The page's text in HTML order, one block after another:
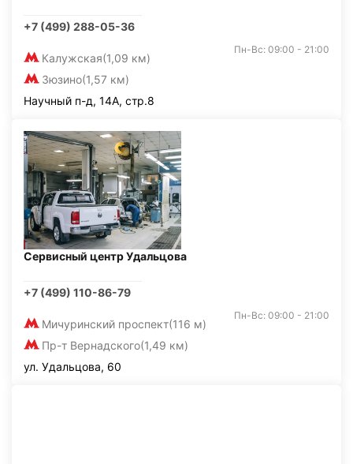
+7 (499) 288-05-36
Калужская(1,09 км)
Зюзино(1,57 км)
Пн-Вс: 09:00 - 21:00
Научный п-д, 14А, стр.8
Сервисный центр Удальцова
+7 (499) 110-86-79
Мичуринский проспект(116 м)
Пр-т Вернадского(1,49 км)
Пн-Вс: 09:00 - 21:00
ул. Удальцова, 60